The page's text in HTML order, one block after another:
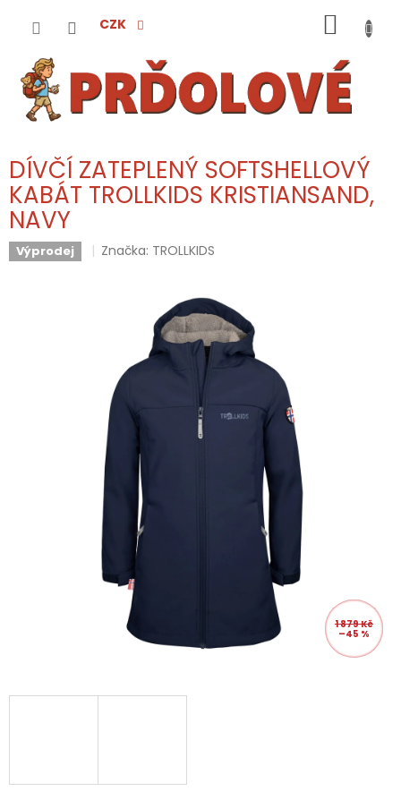
CZK
KOŠÍK
DÍVČÍ ZATEPLENÝ SOFTSHELLOVÝ
KABÁT TROLLKIDS KRISTIANSAND,
NAVY
Výprodej Značka: TROLLKIDS
1 879 Kč
–45 %